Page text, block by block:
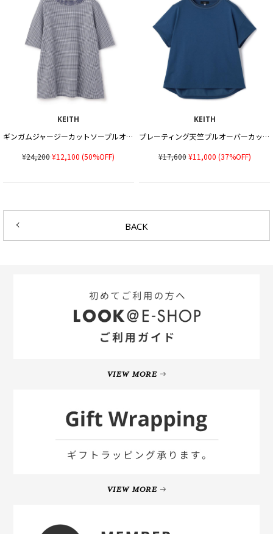
KEITH
ギンガムジャージーカットソープルオーバー
¥24,200¥12,100 (50%OFF)
KEITH
プレーティング天竺プルオーバーカットソー
¥17,600¥11,000 (37%OFF)
BACK
VIEW MORE
VIEW MORE